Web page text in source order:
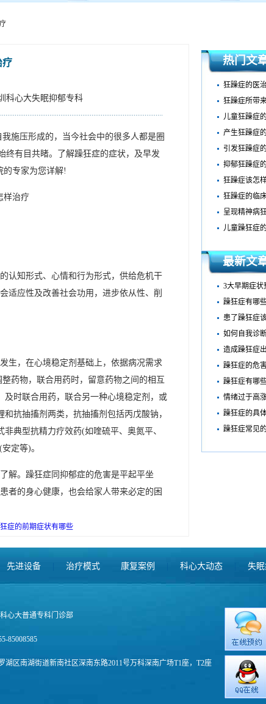
疗
科心大失眠抑郁专科
施压形成的，当今社会中的很多人都是圈
终有目共睹。了解躁狂症的症状，及早发
的专家为您详解!
认知形式、心情和行为形式，供给危机干
适应性及改善社会功用，进步依从性、削
生，在心境稳定剂基础上，依据病况需求
药物，联合用药时，留意药物之间的相互
时联合用药，联合另一种心境稳定剂，或
抗抽搐剂两类，抗抽搐剂包括丙戊酸钠，
典型抗精力疗效药(如喹硫平、奥氮平、
定等)。
解。躁狂症同抑郁症的危害是平起平坐
者的身心健康，也会给家人带来必定的困
症的前期症状有哪些
热门文
狂躁症的医
狂躁症所带
儿童狂躁症
产生狂躁症
引发狂躁症
抑郁狂躁症
狂躁症该怎
狂躁症的临
呈现精神病
儿童躁狂症
最新文
3大早期症状
躁狂症有哪
患了躁狂症
如何自我诊
造成躁狂症
躁狂症的危
躁狂症有哪
情绪过于高
躁狂症的具
躁狂症常见
先进设备 治疗模式 康复案例 科心大动态 失
心大普通专科门诊部
85008585
湖区南湖街道新南社区深南东路2011号万科深南广场T1座，T2座